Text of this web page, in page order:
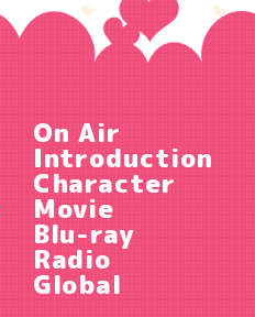
On Air
Introduction
Character
Movie
Blu-ray
Radio
Global